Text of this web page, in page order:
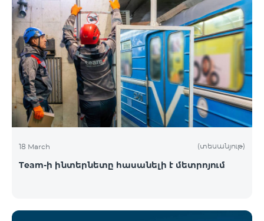
18 March (տեսանյութ)
Team-ի ինտերնետը հասանելի է մետրոյում